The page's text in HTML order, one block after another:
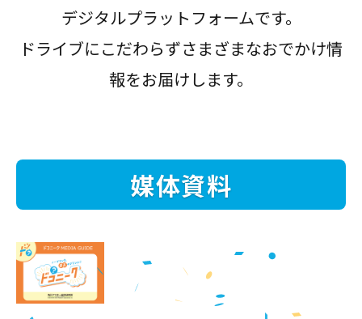
デジタルプラットフォームです。
ドライブにこだわらずさまざまなおでかけ情
報をお届けします。
媒体資料